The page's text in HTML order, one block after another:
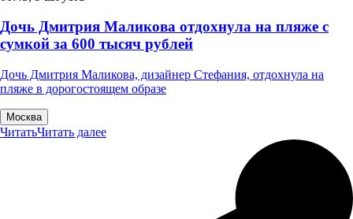
Дочь Дмитрия Маликова отдохнула на пляже с
сумкой за 600 тысяч рублей
Дочь Дмитрия Маликова, дизайнер Стефания, отдохнула на
пляже в дорогостоящем образе
Москва
ЧитатьЧитать далее